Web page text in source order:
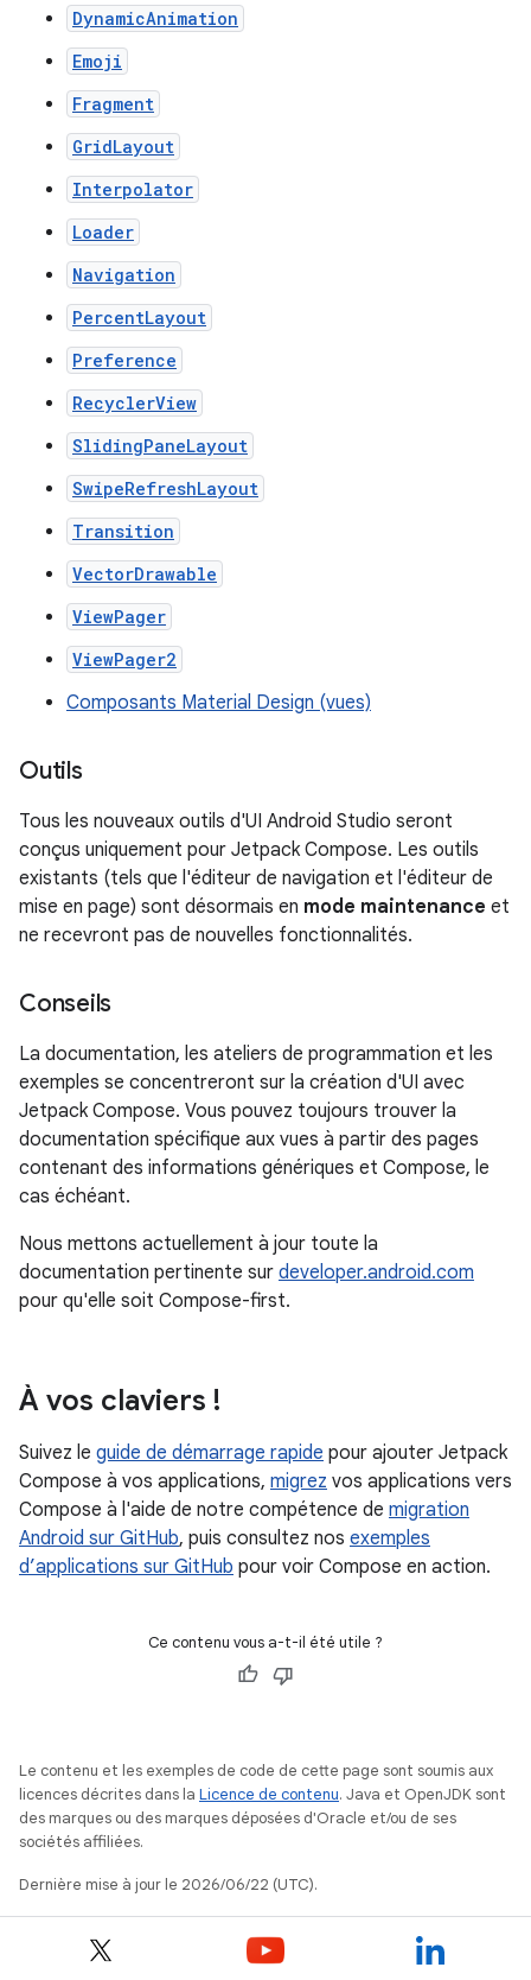
DynamicAnimation
Emoji
Fragment
GridLayout
Interpolator
Loader
Navigation
PercentLayout
Preference
RecyclerView
SlidingPaneLayout
SwipeRefreshLayout
Transition
VectorDrawable
ViewPager
ViewPager2
Composants Material Design (vues)
Outils
Tous les nouveaux outils d'UI Android Studio seront
conçus uniquement pour Jetpack Compose. Les outils
existants (tels que l'éditeur de navigation et l'éditeur de
mise en page) sont désormais en mode maintenance et
ne recevront pas de nouvelles fonctionnalités.
Conseils
La documentation, les ateliers de programmation et les
exemples se concentreront sur la création d'UI avec
Jetpack Compose. Vous pouvez toujours trouver la
documentation spécifique aux vues à partir des pages
contenant des informations génériques et Compose, le
cas échéant.
Nous mettons actuellement à jour toute la
documentation pertinente sur developer.android.com
pour qu'elle soit Compose-first.
À vos claviers !
Suivez le guide de démarrage rapide pour ajouter Jetpack
Compose à vos applications, migrez vos applications vers
Compose à l'aide de notre compétence de migration
Android sur GitHub, puis consultez nos exemples
d’applications sur GitHub pour voir Compose en action.
Ce contenu vous a-t-il été utile ?
Le contenu et les exemples de code de cette page sont soumis aux
licences décrites dans la Licence de contenu. Java et OpenJDK sont
des marques ou des marques déposées d'Oracle et/ou de ses
sociétés affiliées.
Dernière mise à jour le 2026/06/22 (UTC).